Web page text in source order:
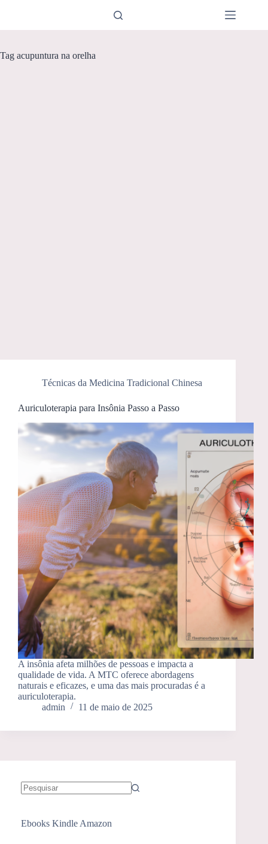
Tag acupuntura na orelha
Técnicas da Medicina Tradicional Chinesa
Auriculoterapia para Insônia Passo a Passo
A insônia afeta milhões de pessoas e impacta a
qualidade de vida. A MTC oferece abordagens
naturais e eficazes, e uma das mais procuradas é a
auriculoterapia.
admin
11 de maio de 2025
Ebooks Kindle Amazon